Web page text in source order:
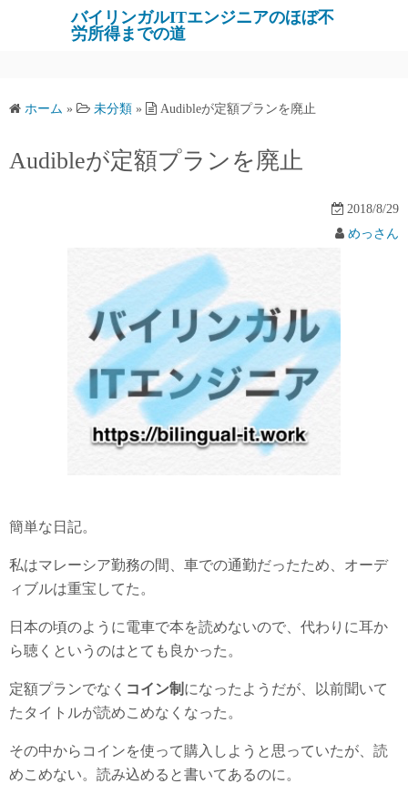
バイリンガルITエンジニアのほぼ不
労所得までの道
ホーム » 未分類 » Audibleが定額プランを廃止
Audibleが定額プランを廃止
2018/8/29
めっさん
簡単な日記。
私はマレーシア勤務の間、車での通勤だったため、オーデ
ィブルは重宝してた。
日本の頃のように電車で本を読めないので、代わりに耳か
ら聴くというのはとても良かった。
定額プランでなく コイン制 になったようだが、以前聞いて
たタイトルが読めこめなくなった。
その中からコインを使って購入しようと思っていたが、読
めこめない。読み込めると書いてあるのに。